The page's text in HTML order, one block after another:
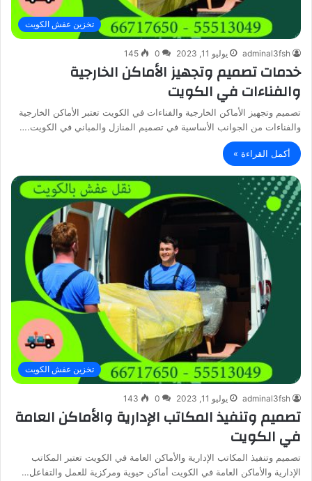
تخزين عفش الكويت
adminal3fsh يوليو 11, 2023 0
145
خدمات تصميم وتجهيز الأماكن الخارجية
والفناءات في الكويت
تصميم وتجهيز الأماكن الخارجية والفناءات في الكويت تعتبر الأماكن الخارجية
والفناءات من الجوانب الأساسية في تصميم المنازل والمباني في الكويت.…
أكمل القراءة »
تخزين عفش الكويت
adminal3fsh يوليو 11, 2023 0
143
تصميم وتنفيذ المكاتب الإدارية والأماكن العامة
في الكويت
تصميم وتنفيذ المكاتب الإدارية والأماكن العامة في الكويت تعتبر المكاتب
الإدارية والأماكن العامة في الكويت أماكن حيوية ومركزية للعمل والتفاعل…